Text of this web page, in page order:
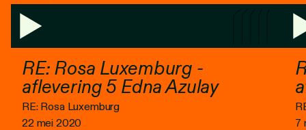
RE: Rosa Luxemburg -
aflevering 5 Edna Azulay
RE: Rosa Luxemburg
22 mei 2020
7